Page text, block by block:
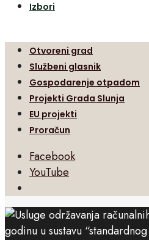
Izbori
Otvoreni grad
Službeni glasnik
Gospodarenje otpadom
Projekti Grada Slunja
EU projekti
Proračun
Facebook
YouTube
Search
Window